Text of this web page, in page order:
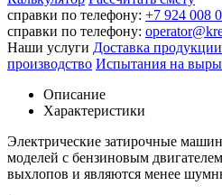
справки по телефону: +7 924 008
справки по телефону:
Наши услуги Доставка
производство Испытания на
Описание
Характеристики
Электрические затирочные
моделей с бензиновым
выхлопов и являются менее